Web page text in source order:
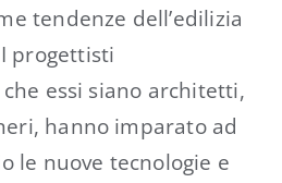
tendenze dell’edilizia
progettisti
essi siano architetti,
hanno imparato ad
le nuove tecnologie e